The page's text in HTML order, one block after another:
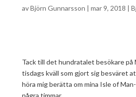
avBjörn Gunnarsson | mar 9, 2018 |
Tack till det hundratalet besökare på
tisdags kväll som gjort sig besväret
höra mig berätta om mina Isle of
några timmar.